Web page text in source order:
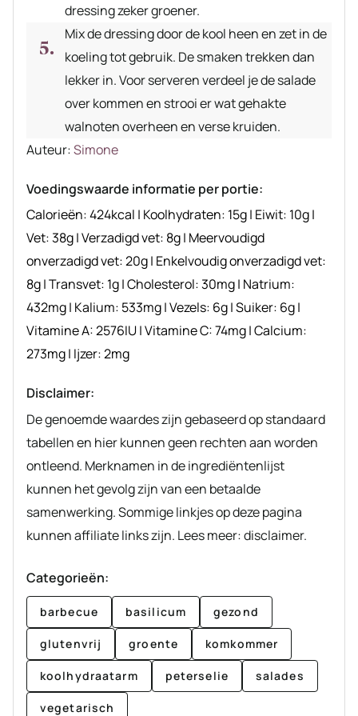
dressing zeker groener.
Mix de dressing door de kool heen en zet in de
koeling tot gebruik. De smaken trekken dan
lekker in. Voor serveren verdeel je de salade
over kommen en strooi er wat gehakte
walnoten overheen en verse kruiden.
Auteur
Auteur:Simone
Voedingswaarde informatie per portie:
Calorieën:424kcal | Koolhydraten: 15g| Eiwit: 10g|
Vet:38g|Verzadigd vet: 8g| Meervoudigd
onverzadigd vet:20g| Enkelvoudig onverzadigd vet:
8g|Transvet: 1g|Cholesterol:30mg| Natrium:
432mg| Kalium: 533mg|Vezels: 6g|Suiker: 6g|
Vitamine A:2576IU|Vitamine C:74mg|Calcium:
273mg| Ijzer:2mg
Disclaimer:
De genoemde waardes zijn gebaseerd op standaard
tabellen en hier kunnen geen rechten aan worden
ontleend. Merknamen in de ingrediëntenlijst
kunnen het gevolg zijn van een betaalde
samenwerking. Sommige linkjes op deze pagina
kunnen affiliate links zijn. Lees meer: disclaimer.
Categorieën:
barbecue basilicum gezond
glutenvrij groente komkommer
koolhydraatarm peterselie salades
vegetarisch